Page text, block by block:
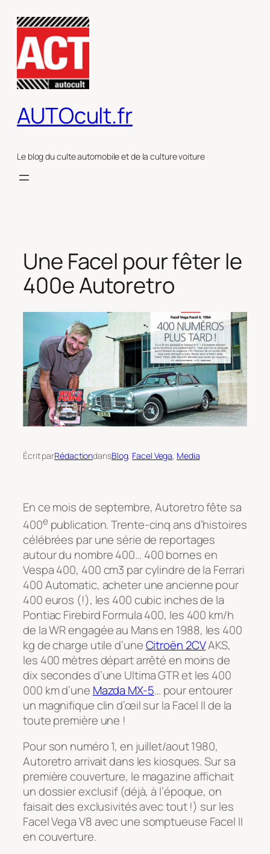
contenu
AUTOcult.fr
Le blog du culte automobile et de la culture voiture
Une Facel pour fêter le
400e Autoretro
Écrit parRédactiondansBlog, Facel Vega, Media
En ce mois de septembre, Autoretro fête sa
400epublication. Trente-cinq ans d’histoires
célébrées par une série de reportages
autour du nombre 400… 400 bornes en
Vespa 400, 400 cm3 par cylindre de la Ferrari
400 Automatic, acheter une ancienne pour
400 euros (!), les 400 cubic inches de la
Pontiac Firebird Formula 400, les 400 km/h
de la WR engagée au Mans en 1988, les 400
kg de charge utile d’uneCitroën 2CVAKS,
les 400 mètres départ arrêté en moins de
dix secondes d’une Ultima GTR et les 400
000 km d’une Mazda MX-5… pour entourer
un magnifique clin d’œil sur la Facel II de la
toute première une !
Pour son numéro 1, en juillet/aout 1980,
Autoretro arrivait dans les kiosques. Sur sa
première couverture, le magazine affichait
un dossier exclusif (déjà, à l’époque, on
faisait des exclusivités avec tout !) sur les
Facel Vega V8 avec une somptueuse Facel II
en couverture.